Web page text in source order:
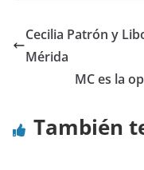
Cecilia Patrón y
Mérida
MC es la
También